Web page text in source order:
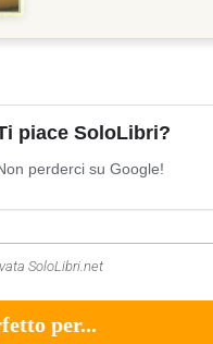
piace SoloLibri?
perderci su Google!
SoloLibri.net
per...